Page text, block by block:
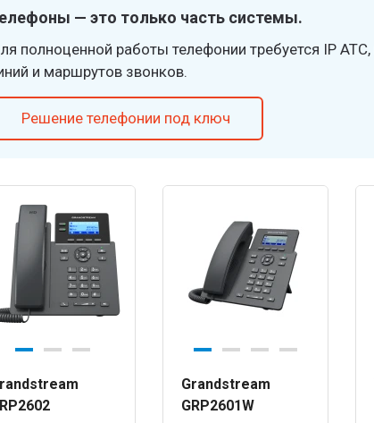
— это только часть системы.
полноценной работы телефонии требуется IP
и маршрутов звонков.
Решение телефонии под ключ
Grandstream
GRP2601W